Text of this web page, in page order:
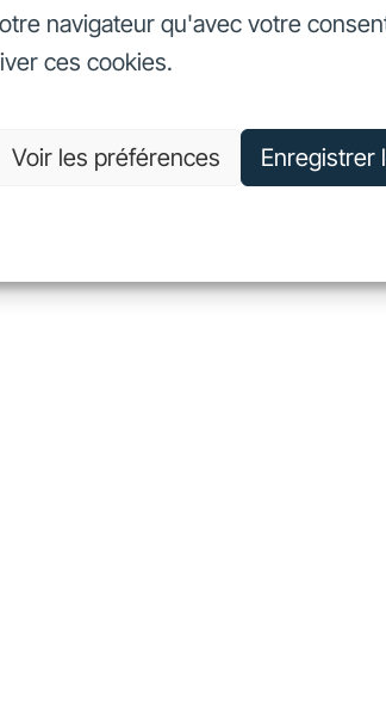
navigateur qu'avec votre
ces cookies.
Voir les préférences Enregistrer
Nos engagements
Nous connaître